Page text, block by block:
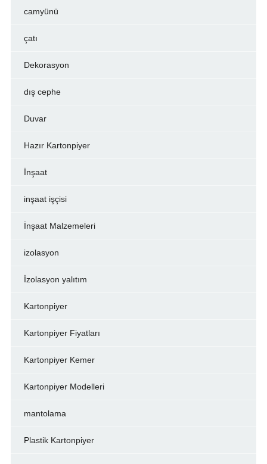
camyünü
çatı
Dekorasyon
dış cephe
Duvar
Hazır Kartonpiyer
İnşaat
inşaat işçisi
İnşaat Malzemeleri
izolasyon
İzolasyon yalıtım
Kartonpiyer
Kartonpiyer Fiyatları
Kartonpiyer Kemer
Kartonpiyer Modelleri
mantolama
Plastik Kartonpiyer